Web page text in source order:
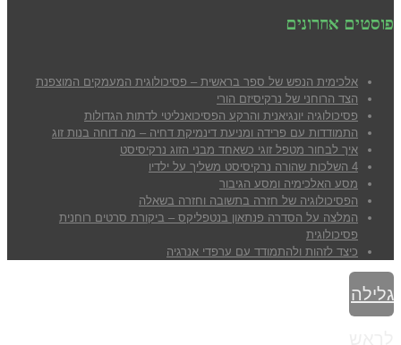
פוסטים אחרונים
אלכימית הנפש של ספר בראשית – פסיכולוגית המעמקים המוצפנת
הצד הרוחני של נרקיסיזם הורי
פסיכולוגיה יונגיאנית והרקע הפסיכואנליטי לדתות הגדולות
התמודדות עם פרידה ומניעת דינמיקת דחיה – מה דוחה בנות זוג
איך לבחור מטפל זוגי כשאחד מבני הזוג נרקיסיסט
4 השלכות שהורה נרקיסיסט משליך על ילדיו
מסע האלכימיה ומסע הגיבור
הפסיכולוגיה של חזרה בתשובה וחזרה בשאלה
המלצה על הסדרה פנתאון בנטפליקס – ביקורת סרטים רוחנית
פסיכולוגית
כיצד לזהות ולהתמודד עם ערפדי אנרגיה
גלילה